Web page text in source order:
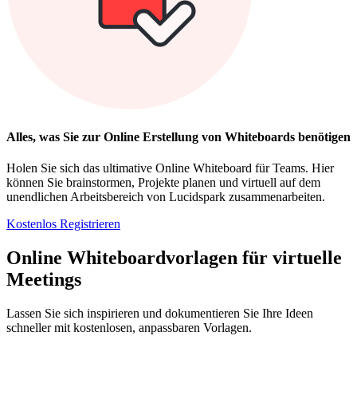
Alles, was Sie zur Online Erstellung von Whiteboards benötigen
Holen Sie sich das ultimative Online Whiteboard für Teams. Hier
können Sie brainstormen, Projekte planen und virtuell auf dem
unendlichen Arbeitsbereich von Lucidspark zusammenarbeiten.
Kostenlos Registrieren
Online Whiteboardvorlagen für virtuelle
Meetings
Lassen Sie sich inspirieren und dokumentieren Sie Ihre Ideen
schneller mit kostenlosen, anpassbaren Vorlagen.